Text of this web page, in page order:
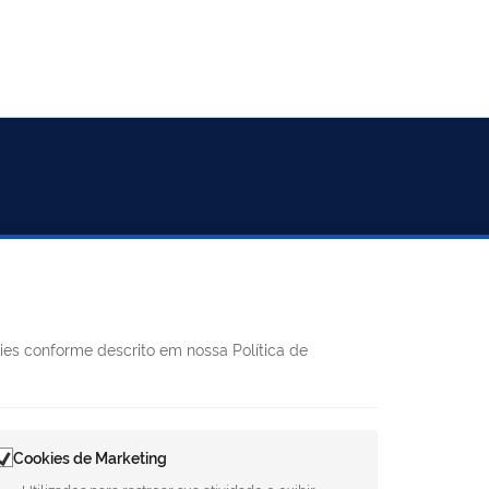
REDES SOCIAIS
conforme descrito em nossa Política de
Cookies de Marketing